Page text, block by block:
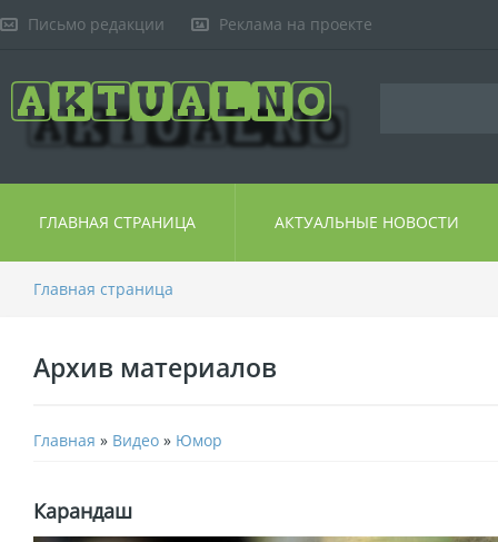
Письмо редакции Реклама на проекте
ГЛАВНАЯ СТРАНИЦА АКТУАЛЬНЫЕ НОВОСТИ
Главная страница
Архив материалов
Главная » Видео » Юмор
Карандаш